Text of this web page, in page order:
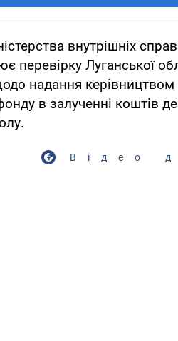
внутрішніх
перевірку Луганської
надання
в залученні коштів
Відео